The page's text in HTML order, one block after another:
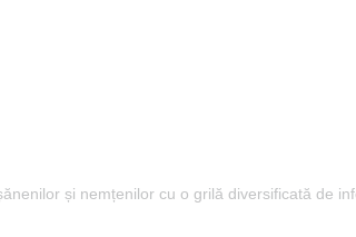
și nemțenilor cu o grilă diversificată de